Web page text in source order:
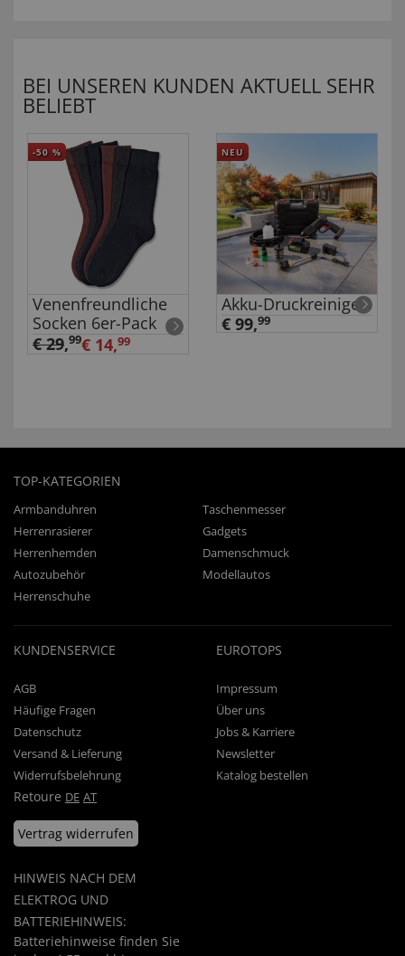
BEI UNSEREN KUNDEN AKTUELL SEHR
BELIEBT
-50 %
Venenfreundliche
Socken 6er-Pack
€ 29,99€ 14,99
NEU
Akku-Druckreiniger
€ 99,99
TOP-KATEGORIEN
Armbanduhren
Taschenmesser
Herrenrasierer
Gadgets
Herrenhemden
Damenschmuck
Autozubehör
Modellautos
Herrenschuhe
KUNDENSERVICE
AGB
Häufige Fragen
Datenschutz
Versand & Lieferung
Widerrufsbelehrung
Retoure DE AT
Vertrag widerrufen
HINWEIS NACH DEM
ELEKTROG UND
BATTERIEHINWEIS:
Batteriehinweise finden Sie
EUROTOPS
Impressum
Über uns
Jobs & Karriere
Newsletter
Katalog bestellen